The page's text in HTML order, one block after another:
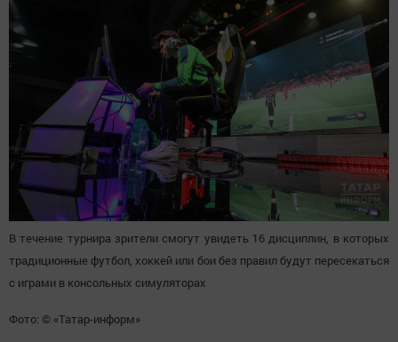
В течение турнира зрители смогут увидеть 16 дисциплин, в которых
традиционные футбол, хоккей или бои без правил будут пересекаться
с играми в консольных симуляторах
Фото: © «Татар-информ»